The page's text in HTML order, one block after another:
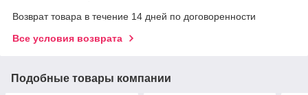
Возврат товара в течение 14 дней по договоренности
Все условия возврата
Подобные товары компании